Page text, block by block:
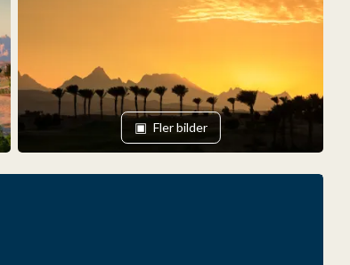
Fler bilder